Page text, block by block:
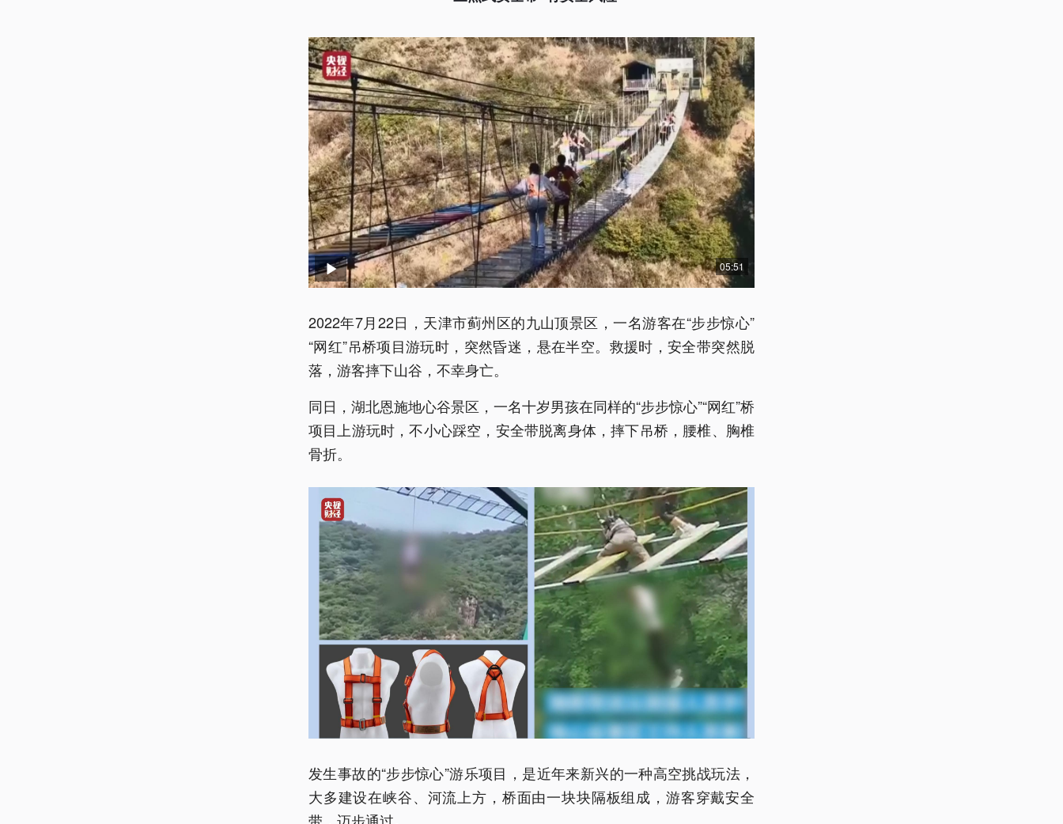
05:51
2022年7月22日，天津市蓟州区的九山顶景区，一名游客在“步步惊心”
“网红”吊桥项目游玩时，突然昏迷，悬在半空。救援时，安全带突然脱
落，游客摔下山谷，不幸身亡。
同日，湖北恩施地心谷景区，一名十岁男孩在同样的“步步惊心”“网红”桥
项目上游玩时，不小心踩空，安全带脱离身体，摔下吊桥，腰椎、胸椎
骨折。
发生事故的“步步惊心”游乐项目，是近年来新兴的一种高空挑战玩法，
大多建设在峡谷、河流上方，桥面由一块块隔板组成，游客穿戴安全
带，迈步通过。